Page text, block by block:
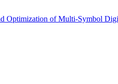
Optimization of Multi-Symbol